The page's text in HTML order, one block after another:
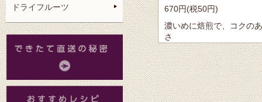
670円(税50円)
濃いめに焙煎で、コクの
さ
ドライフルーツ